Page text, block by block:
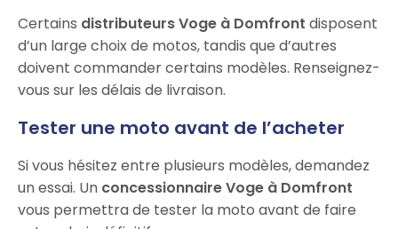
Certains distributeurs Voge à Domfront disposent
d’un large choix de motos, tandis que d’autres
doivent commander certains modèles. Renseignez-
vous sur les délais de livraison.
Tester une moto avant de l’acheter
Si vous hésitez entre plusieurs modèles, demandez
un essai. Un concessionnaire Voge à Domfront
vous permettra de tester la moto avant de faire